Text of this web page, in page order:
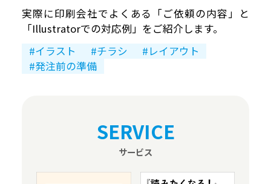
実際に印刷会社でよくある「ご依頼の内容」と
「Illustratorでの対応例」をご紹介します。
イラスト
チラシ
レイアウト
発注前の準備
SERVICE
サービス